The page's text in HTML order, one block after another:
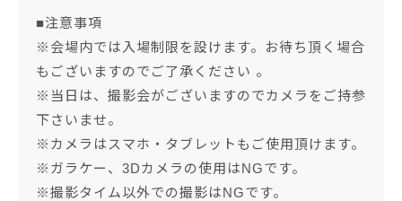
■注意事項
※会場内では入場制限を設けます。お待ち頂く場合
もございますのでご了承ください 。
※当日は、撮影会がございますのでカメラをご持参
下さいませ。
※カメラはスマホ・タブレットもご使用頂けます。
※ガラケー、3Dカメラの使用はNGです。
※撮影タイム以外での撮影はNGです。